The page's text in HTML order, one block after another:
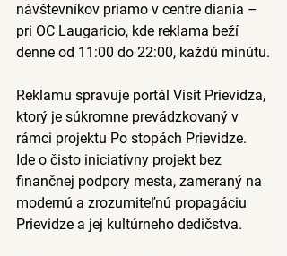
návštevníkov priamo v centre diania –
pri OC Laugaricio, kde reklama beží
denne od 11:00 do 22:00, každú minútu.
Reklamu spravuje portál Visit Prievidza,
ktorý je súkromne prevádzkovaný v
rámci projektu Po stopách Prievidze.
Ide o čisto iniciatívny projekt bez
finančnej podpory mesta, zameraný na
modernú a zrozumiteľnú propagáciu
Prievidze a jej kultúrneho dedičstva.